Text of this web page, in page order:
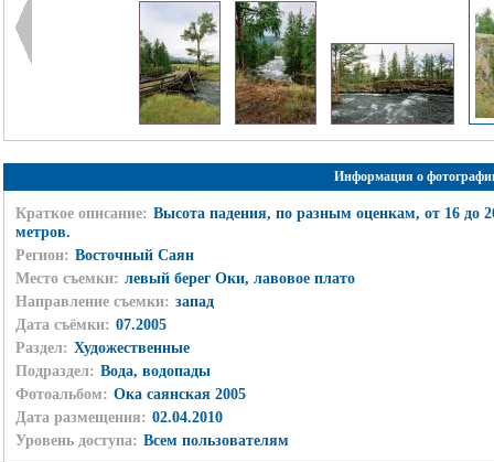
Информация о
Краткое описание: Высота падения, по разным оценкам, от 16 до
метров.
Регион: Восточный Саян
Место съемки: левый берег Оки, лавовое плато
Направление съемки: запад
Дата съёмки: 07.2005
Раздел: Художественные
Подраздел: Вода, водопады
Фотоальбом: Ока саянская 2005
Дата размещения: 02.04.2010
Уровень доступа: Всем пользователям